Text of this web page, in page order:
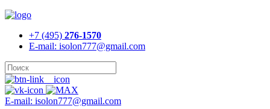
+7 (495) 276-1570
E-mail: isolon777@gmail.com
E-mail: isolon777@gmail.com